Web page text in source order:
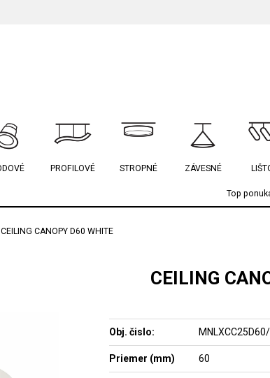
PROFILOVÉ STROPNÉ ZÁVESNÉ
Top
CEILING CANOPY D60 WHITE
CEILING
Obj. čislo: MNLXCC25D60/
Priemer (mm) 60